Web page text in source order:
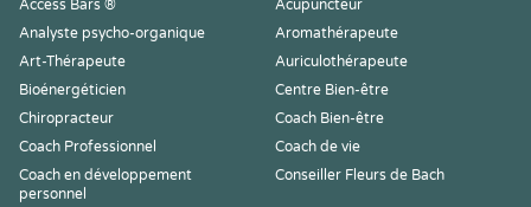
Access Bars ®
Acupuncteur
Analyste psycho-organique
Aromathérapeute
Art-Thérapeute
Auriculothérapeute
Bioénergéticien
Centre Bien-être
Chiropracteur
Coach Bien-être
Coach Professionnel
Coach de vie
Coach en développement
personnel
Conseiller Fleurs de Bach